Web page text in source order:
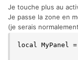
Je touche plus au
Je passe la zone en
(je serais
local